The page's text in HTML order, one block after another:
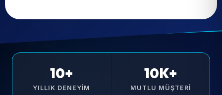
10+
YILLIK DENEYIM
10K+
MUTLU MÜŞTERI